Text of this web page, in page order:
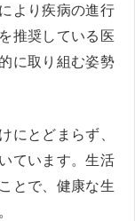
より疾病の進行
推奨している医
に取り組む姿勢
にとどまらず、
ています。生活
とで、健康な生